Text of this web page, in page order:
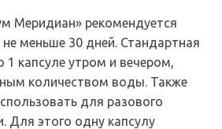
Меридиан» рекомендуется
меньше 30 дней. Стандартная
капсуле утром и вечером,
количеством воды. Также
для разового
Для этого одну капсулу